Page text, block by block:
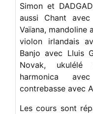
Simon et
aussi Chant
Vaïana, mandoline
violon irlandais
Banjo avec Lluis
Novak, ukulélé
harmonica
contrebasse avec
Les cours sont